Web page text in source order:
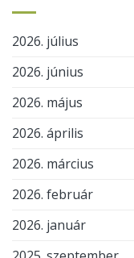
2026. július
2026. június
2026. május
2026. április
2026. március
2026. február
2026. január